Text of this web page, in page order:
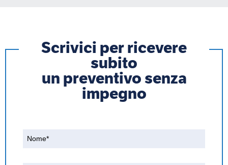
Scrivici per ricevere
subito
un preventivo senza
impegno